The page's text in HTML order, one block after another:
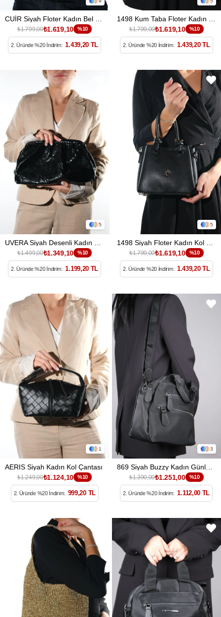
₺1.799,00₺1.619,10 %10
2. Üründe %20 İndirim: 1.439,20 TL
₺1.799,00₺1.619,10 %10
2. Üründe %20 İndirim: 1.439,20 TL
5
UVERA Siyah Desenli Kadın Clutch Çanta
₺1.499,00₺1.349,10 %10
2. Üründe %20 İndirim: 1.199,20 TL
5
1498 Siyah Floter Kadın Kol Çantası
₺1.799,00₺1.619,10 %10
2. Üründe %20 İndirim: 1.439,20 TL
1
AERIS Siyah Kadın Kol Çantası
₺1.249,00₺1.124,10 %10
2. Üründe %20 İndirim: 999,20 TL
3
869 Siyah Buzzy Kadın Günlük Çanta
₺1.390,00₺1.251,00 %10
2. Üründe %20 İndirim: 1.112,00 TL